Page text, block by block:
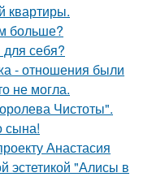
квартиры.
больше?
себя?
- отношения были
не могла.
Чистоты".
сына!
Анастасия
эстетикой "Алисы в